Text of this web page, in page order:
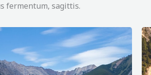
fermentum, sagittis.